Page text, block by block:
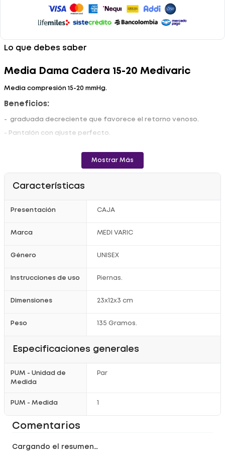
Lo que debes saber
Media Dama Cadera 15-20 Medivaric
Media compresión 15-20 mmHg.
Beneficios:
- graduada decreciente que favorece el retorno venoso.
- Pantalón con ajuste perfecto.
pesadez y calambres.
Mostrar Más
Características
Presentación CAJA
Marca MEDI VARIC
Género UNISEX
Instrucciones de uso Piernas.
Dimensiones 23x12x3 cm
Peso 135 Gramos.
Especificaciones generales
PUM - Unidad de
Medida
Par
PUM - Medida
Comentarios
Cargando el resumen…